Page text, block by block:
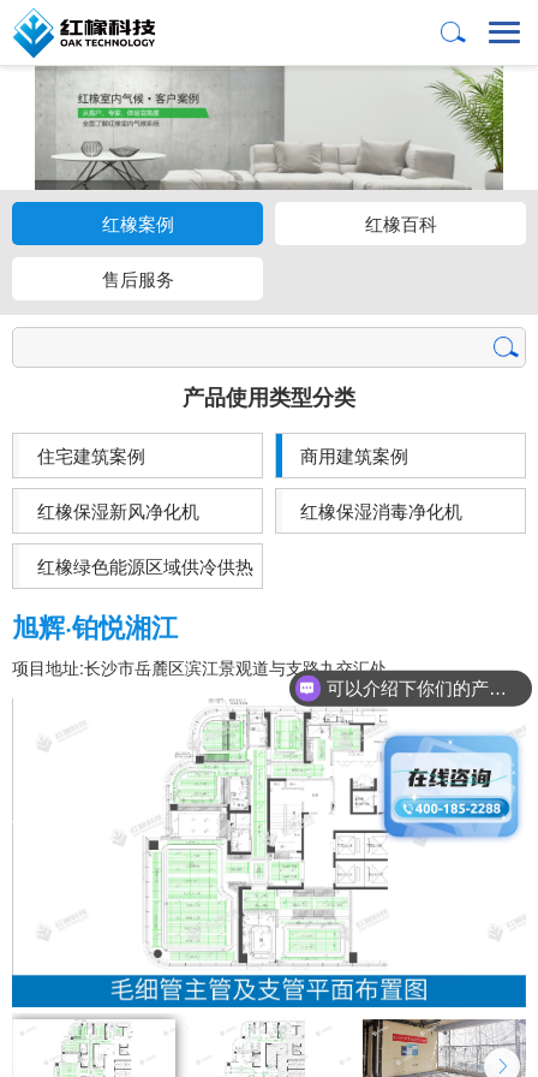
红橡案例 红橡百科
售后服务
产品使用类型分类
住宅建筑案例 商用建筑案例
红橡保湿新风净化机 红橡保湿消毒净化机
红橡绿色能源区域供冷供热
中心
旭辉·铂悦湘江
项目地址:长沙市岳麓区滨江景观道与支路九交汇处
可以介绍下你们的产品么？